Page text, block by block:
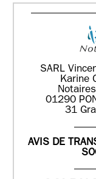
SARL
Karine
01290
31
AVIS DE